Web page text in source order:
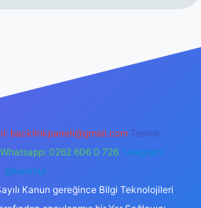
backlinkpaneli@gmail.com Teams:
Whatsapp: 0262 606 0 726 Telegram:
@karabul
Kanun gereğince Bilgi Teknolojileri